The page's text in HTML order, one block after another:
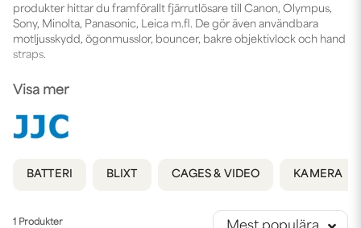
produkter hittar du framförallt fjärrutlösare till Canon, Olympus,
Sony, Minolta, Panasonic, Leica m.fl. De gör även användbara
motljusskydd, ögonmusslor, bouncer, bakre objektivlock och hand
straps.
Visa mer
BATTERI BLIXT CAGES & VIDEO KAMERA
1 Produkter